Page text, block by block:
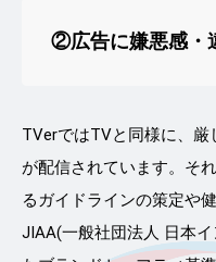
②広告に嫌悪感・
TVerではTVと同様に、
が配信されています。そ
るガイドラインの策定や
JIAA(一般社団法人 日本